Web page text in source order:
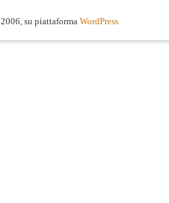
2006, su piattaforma WordPress